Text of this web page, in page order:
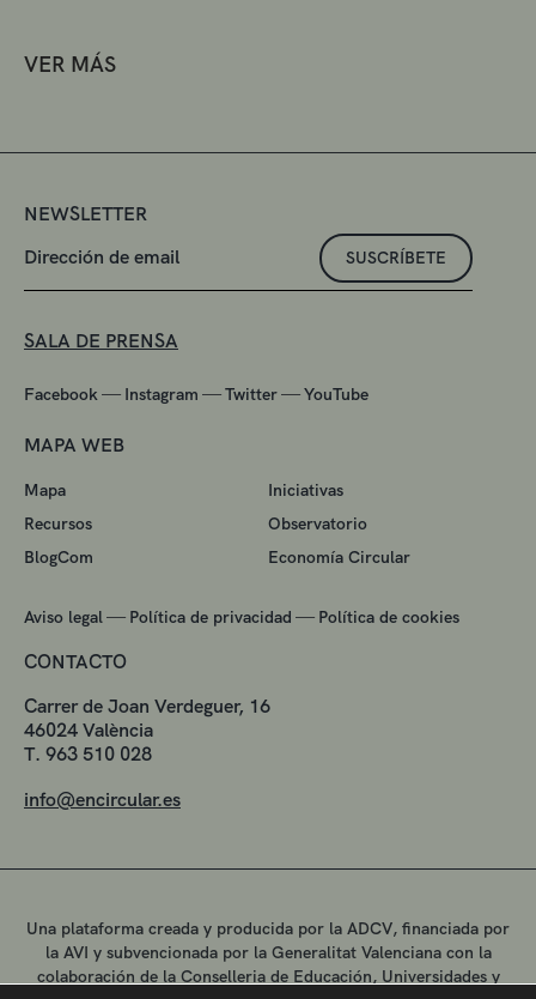
VER MÁS
NEWSLETTER
SUSCRÍBETE
SALA DE PRENSA
Facebook — Instagram —Twitter—YouTube
MAPA WEB
Mapa
Iniciativas
Recursos
Observatorio
BlogCom
Economía Circular
Aviso legal — Política de privacidad — Política de cookies
CONTACTO
Carrer de Joan Verdeguer, 16
46024 València
T. 963 510 028
info@encircular.es
Una plataforma creada y producida por la ADCV, financiada por
la AVI y subvencionada por la Generalitat Valenciana con la
colaboración de la Conselleria de Educación, Universidades y